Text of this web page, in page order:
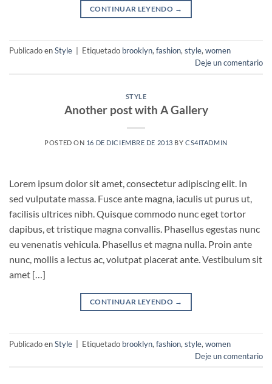
CONTINUAR LEYENDO →
Publicado enStyle Etiquetado brooklyn, fashion, style, women
Deje un comentario
STYLE
Another post with A Gallery
POSTED ON 16 DE DICIEMBRE DE 2013 BYCS4ITADMIN
Lorem ipsum dolor sit amet, consectetur adipiscing elit. In
sed vulputate massa. Fusce ante magna, iaculis ut purus ut,
facilisis ultrices nibh. Quisque commodo nunc eget tortor
dapibus, et tristique magna convallis. Phasellus egestas nunc
eu venenatis vehicula. Phasellus et magna nulla. Proin ante
nunc, mollis a lectus ac, volutpat placerat ante. Vestibulum sit
amet […]
CONTINUAR LEYENDO →
Publicado enStyle Etiquetado brooklyn, fashion, style, women
Deje un comentario